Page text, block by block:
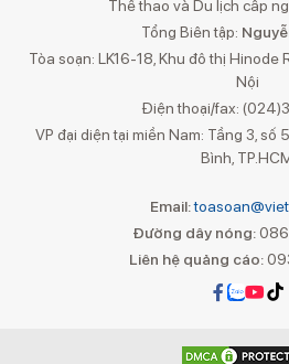
Thể thao và Du lịch cấp
Tổng Biên tập:
Tòa soạn: LK16-18, Khu đô thị Hinode
Nội
Điện thoại/fax:
VP đại diện tại miền Nam: Tầng 3, số
Bình,
Email:
Đường dây nóng:
Liên hệ quảng cáo: